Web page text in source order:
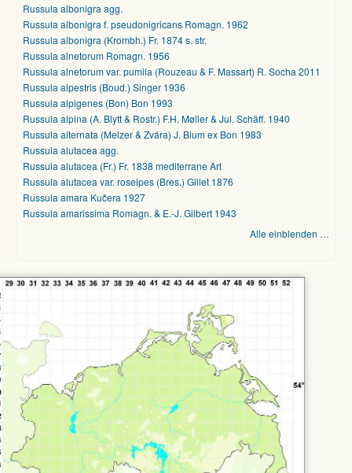
Russula albonigra agg.
Russula albonigra f. pseudonigricans Romagn. 1962
Russula albonigra (Krombh.) Fr. 1874 s. str.
Russula alnetorum Romagn. 1956
Russula alnetorum var. pumila (Rouzeau & F. Massart) R. Socha 2011
Russula alpestris (Boud.) Singer 1936
Russula alpigenes (Bon) Bon 1993
Russula alpina (A. Blytt & Rostr.) F.H. Møller & Jul. Schäff. 1940
Russula alternata (Melzer & Zvára) J. Blum ex Bon 1983
Russula alutacea agg.
Russula alutacea (Fr.) Fr. 1838 mediterrane Art
Russula alutacea var. roseipes (Bres.) Gillet 1876
Russula amara Kučera 1927
Russula amarissima Romagn. & E.-J. Gilbert 1943
Alle einblenden …